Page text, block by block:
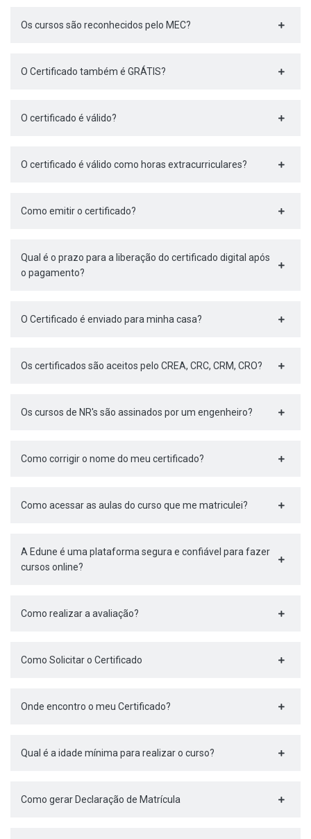
Os cursos são reconhecidos pelo MEC?
O Certificado também é GRÁTIS?
O certificado é válido?
O certificado é válido como horas extracurriculares?
Como emitir o certificado?
Qual é o prazo para a liberação do certificado digital após
o pagamento?
O Certificado é enviado para minha casa?
Os certificados são aceitos pelo CREA, CRC, CRM, CRO?
Os cursos de NR's são assinados por um engenheiro?
Como corrigir o nome do meu certificado?
Como acessar as aulas do curso que me matriculei?
A Edune é uma plataforma segura e confiável para fazer
cursos online?
Como realizar a avaliação?
Como Solicitar o Certificado
Onde encontro o meu Certificado?
Qual é a idade mínima para realizar o curso?
Como gerar Declaração de Matrícula